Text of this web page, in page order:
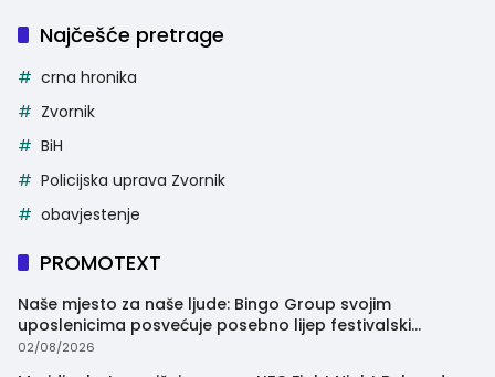
Najčešće pretrage
crna hronika
Zvornik
BiH
Policijska uprava Zvornik
obavjestenje
PROMOTEXT
Naše mjesto za naše ljude: Bingo Group svojim
uposlenicima posvećuje posebno lijep festivalski
trenutak
02/08/2026